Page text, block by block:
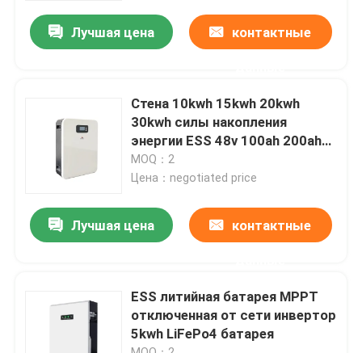
О Компании
контроль качества
Новости
Батарея иона LiFePO4 лития
Лучшая цена контактные
Стена 10kwh 15kwh 20kwh
30kwh силы накопления
энергии ESS 48v 100ah 200ah
300ah Lifepo4
MOQ：2
Цена：negotiated price
Лучшая цена контактные
ESS литийная батарея MPPT
отключенная от сети инвертор
5kwh LiFePo4 батарея